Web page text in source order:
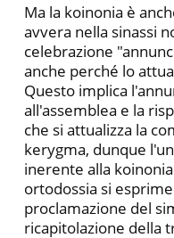
Ma la koinonia è
avvera nella sinassi
celebrazione
anche perché lo
Questo implica
all'assemblea e la
che si attualizza la
kerygma, dunque
inerente alla
ortodossia si
proclamazione del
ricapitola­zione della